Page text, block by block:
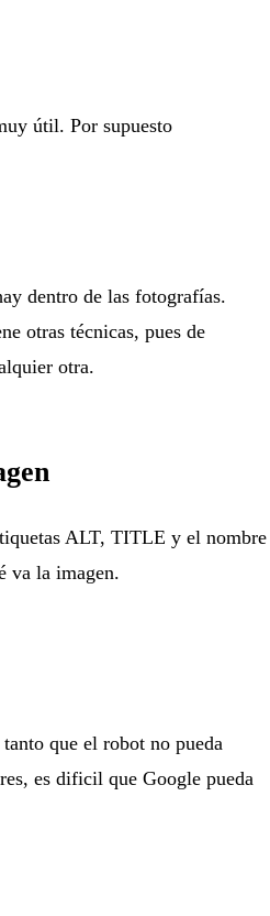
útil. Por supuesto
dentro de las fotografías.
otras técnicas, pues de
otra.
ALT, TITLE y el nombre
va la imagen.
que el robot no pueda
es dificil que Google pueda